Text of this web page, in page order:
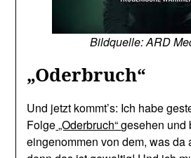
Bildquelle: ARD
„Oderbruch“
Und jetzt kommt’s: Ich habe
Folge„Oderbruch“gesehen und
eingenommen von dem, was da